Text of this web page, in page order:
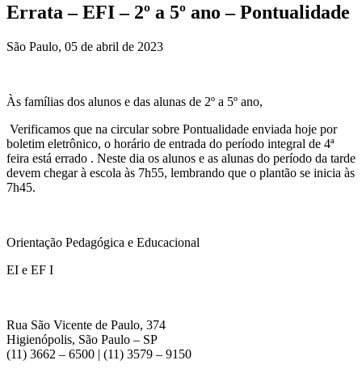
Errata – EFI – 2º a 5º ano – Pontualidade
São Paulo, 05 de abril de 2023
Às famílias dos alunos e das alunas de 2º a 5º ano,
Verificamos que na circular sobre Pontualidade enviada hoje por
boletim eletrônico, o horário de entrada do período integral de 4ª
feira está errado . Neste dia os alunos e as alunas do período da tarde
devem chegar à escola às 7h55, lembrando que o plantão se inicia às
7h45.
Orientação Pedagógica e Educacional
EI e EF I
Rua São Vicente de Paulo, 374
Higienópolis, São Paulo – SP
(11) 3662 – 6500 | (11) 3579 – 9150